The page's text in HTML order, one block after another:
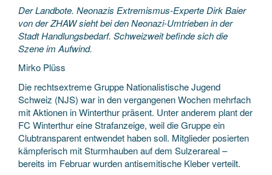
Der Landbote. Neonazis Extremismus-Experte Dirk Baier
von der ZHAW sieht bei den Neonazi-Umtrieben in der
Stadt Handlungsbedarf. Schweizweit befinde sich die
Szene im Aufwind.
Mirko Plüss
Die rechtsextreme Gruppe Nationalistische Jugend
Schweiz (NJS) war in den vergangenen Wochen mehrfach
mit Aktionen in Winterthur präsent. Unter anderem plant der
FC Winterthur eine Strafanzeige, weil die Gruppe ein
Clubtransparent entwendet haben soll. Mitglieder posierten
kämpferisch mit Sturmhauben auf dem Sulzerareal –
bereits im Februar wurden antisemitische Kleber verteilt.